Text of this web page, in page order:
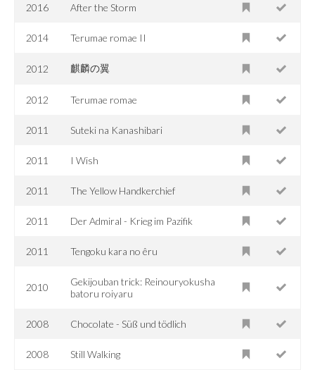
2016 After the Storm
2014 Terumae romae II
2012 麒麟の翼
2012 Terumae romae
2011 Suteki na Kanashibari
2011 I Wish
2011 The Yellow Handkerchief
2011 Der Admiral - Krieg im Pazifik
2011 Tengoku kara no êru
2010
Gekijouban trick: Reinouryokusha
batoru roiyaru
2008 Chocolate - Süß und tödlich
2008 Still Walking